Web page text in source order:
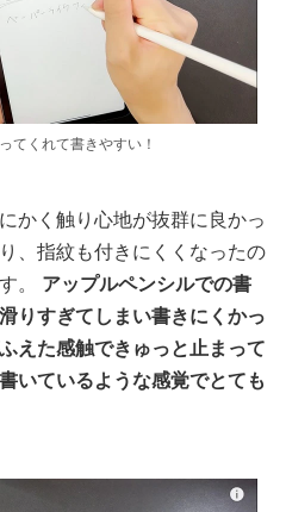
てくれて書きやすい！
かく触り心地が抜群に良かっ
、指紋も付きにくくなったの
。 アップルペンシルでの書
りすぎてしまい書きにくかっ
えた感触できゅっと止まって
いているような感覚でとても